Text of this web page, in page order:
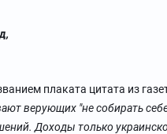
плаката цитата из
верующих "не собирать
Доходы только